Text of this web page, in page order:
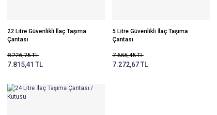
22 Litre Güvenlikli İlaç Taşıma
Çantası
8.226,75 TL
7.815,41 TL
5 Litre Güvenlikli İlaç Taşıma
Çantası
7.655,45 TL
7.272,67 TL